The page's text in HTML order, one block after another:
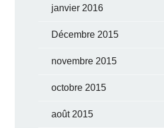
janvier 2016
Décembre 2015
novembre 2015
octobre 2015
août 2015